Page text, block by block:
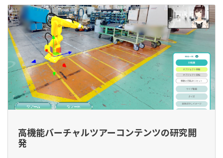
高機能バーチャルツアーコンテンツの研究開
発